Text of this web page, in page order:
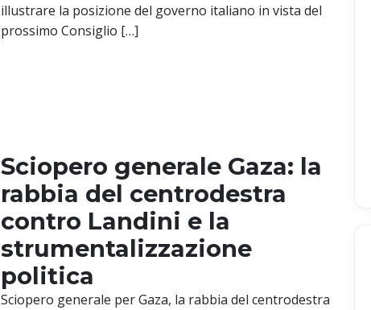
illustrare la posizione del governo italiano in vista del
prossimo Consiglio […]
Sciopero generale Gaza: la
rabbia del centrodestra
contro Landini e la
strumentalizzazione
politica
Sciopero generale per Gaza, la rabbia del centrodestra